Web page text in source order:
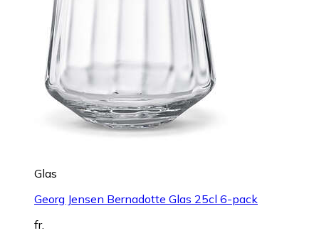
Glas
Georg Jensen Bernadotte Glas 25cl 6-pack
fr.